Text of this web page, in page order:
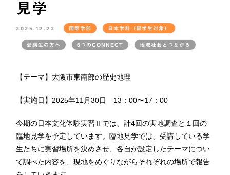
見学
2025.12.22 国際学部 日本学科（留学生対象）
受験生の方へ 6つのCONNECT 地域社会とつながる
【テーマ】大阪市東南部の歴史地理
【実施日】2025年11月30日 13：00〜17：00
今期の日本文化体験実習Ⅱでは、計4回の実地調査と１回の
臨地見学を予定しています。臨地見学では、受講している学
生たちに実習場所を決めさせ、各自が設定したテーマについ
て調べた内容を、現地をめぐりながらそれぞれの場所で報告